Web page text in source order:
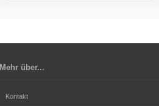
Mehr über...
Kontakt